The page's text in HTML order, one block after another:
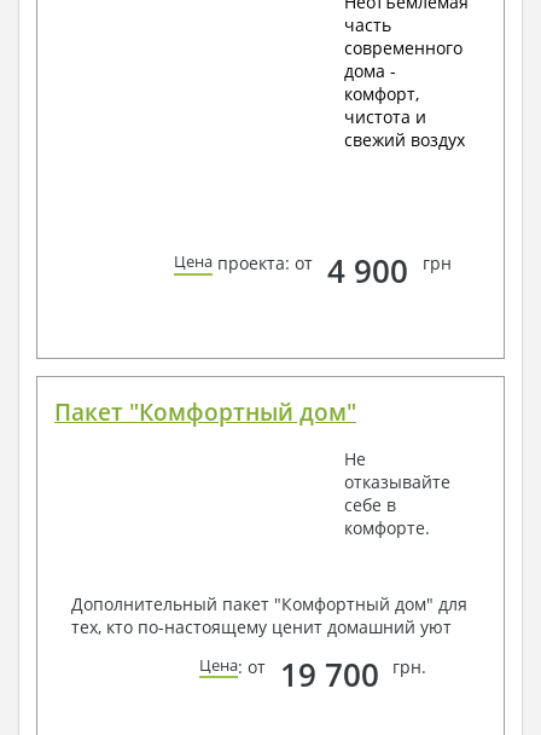
часть
современного
дома -
комфорт,
чистота и
свежий воздух
Цена проекта: от 4 900 грн
Пакет "Комфортный дом"
Не
отказывайте
себе в
комфорте.
Дополнительный пакет "Комфортный дом" для
тех, кто по-настоящему ценит домашний уют
Цена: от 19 700 грн.